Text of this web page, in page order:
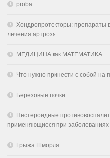
proba
Хондропротекторы: препараты
лечения артроза
МЕДИЦИНА как МАТЕМАТИКА
Что нужно принести с собой на
Березовые почки
Нестероидные
применяющиеся при заболеваниях
Грыжа Шморля